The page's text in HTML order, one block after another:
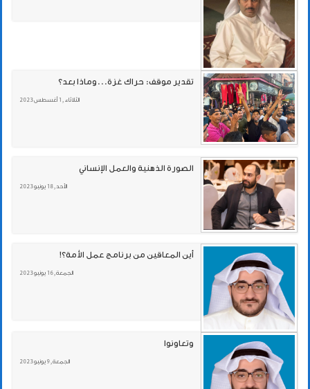
تقدير موقف: حراك غزة...وماذا بعد؟
الثلاثاء , 1 أغسطس 2023
الصورة الذهنية والعمل الإنساني
الأحد , 18 يونيو 2023
أين المعاقين من برنامج عمل الأمة؟!
الجمعة , 16 يونيو 2023
وتعاونوا
الجمعة , 9 يونيو 2023